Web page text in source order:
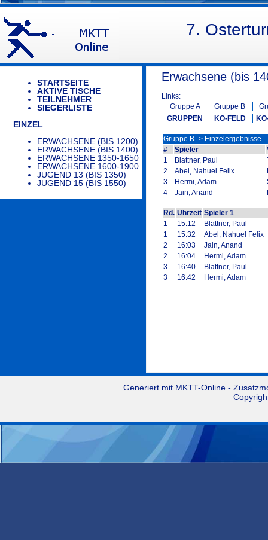
7.
STARTSEITE
AKTIVE TISCHE
TEILNEHMER
SIEGERLISTE
EINZEL
ERWACHSENE (BIS 1200)
ERWACHSENE (BIS 1400)
ERWACHSENE 1350-1650
ERWACHSENE 1600-1900
JUGEND 13 (BIS 1350)
JUGEND 15 (BIS 1550)
Erwachsene (bis
Links:
Gruppe A
Gruppe B
GRUPPEN
KO-FELD
Gruppe B -> Einzelergebnisse
#
Spieler
1
Blattner, Paul
2
Abel, Nahuel Felix
3
Hermi, Adam
4
Jain, Anand
Rd. Uhrzeit Spieler 1
1
15:12
Blattner, Paul
1
15:32
Abel, Nahuel Felix
2
16:03
Jain, Anand
2
16:04
Hermi, Adam
3
16:40
Blattner, Paul
3
16:42 Hermi, Adam
Generiert mit MKTT-Online-